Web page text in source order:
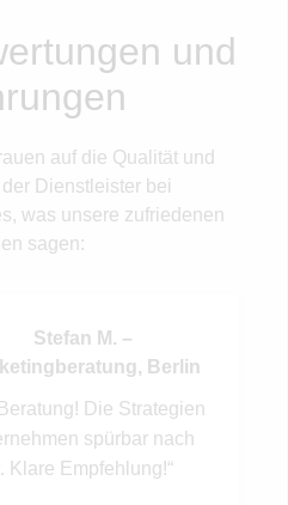
und
auf die Qualität und
Dienstleister bei
was unsere zufriedenen
sagen:
Stefan M. –
, Berlin
Die Strategien
spürbar nach
Klare Empfehlung!“